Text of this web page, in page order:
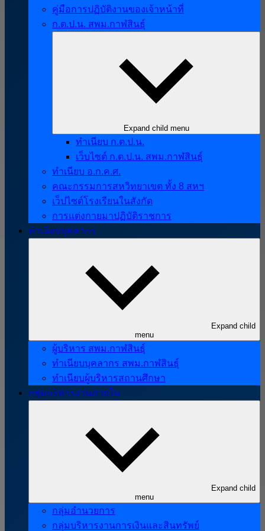
คู่มือการปฏิบัติงานของเจ้าหน้าที่
ก.ต.ป.น. สพม.กาฬสินธุ์
Expand child menu
ทำเนียบ ก.ต.ป.น.
เว็บไซต์ ก.ต.ป.น. สพม.กาฬสินธุ์
ทำเนียบ อ.ก.ค.ศ.
คณะกรรมการสหวิทยาเขต ทั้ง 8 สหฯ
เว็ปไซต์โรงเรียนในสังกัด
การแต่งกายมาปฏิบัติราชการ
ทำเนียบบุคลากร
Expand child
menu
ผู้บริหาร สพม.กาฬสินธุ์
ทำเนียบบุคลากร สพม.กาฬสินธุ์
ทำเนียบผู้บริหารสถานศึกษา
กลุ่มบริหารงานภายใน
Expand child
menu
กลุ่มอำนวยการ
กลุ่มบริหารงานการเงินและสินทรัพย์